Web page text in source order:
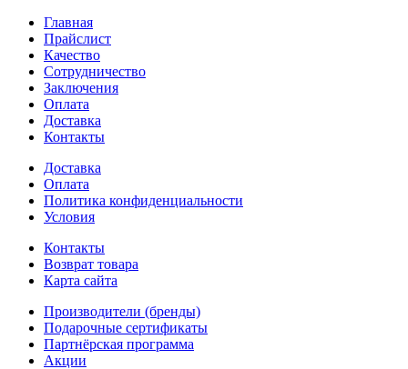
Главная
Прайслист
Качество
Сотрудничество
Заключения
Оплата
Доставка
Контакты
Доставка
Оплата
Политика конфиденциальности
Условия
Контакты
Возврат товара
Карта сайта
Производители (бренды)
Подарочные сертификаты
Партнёрская программа
Акции